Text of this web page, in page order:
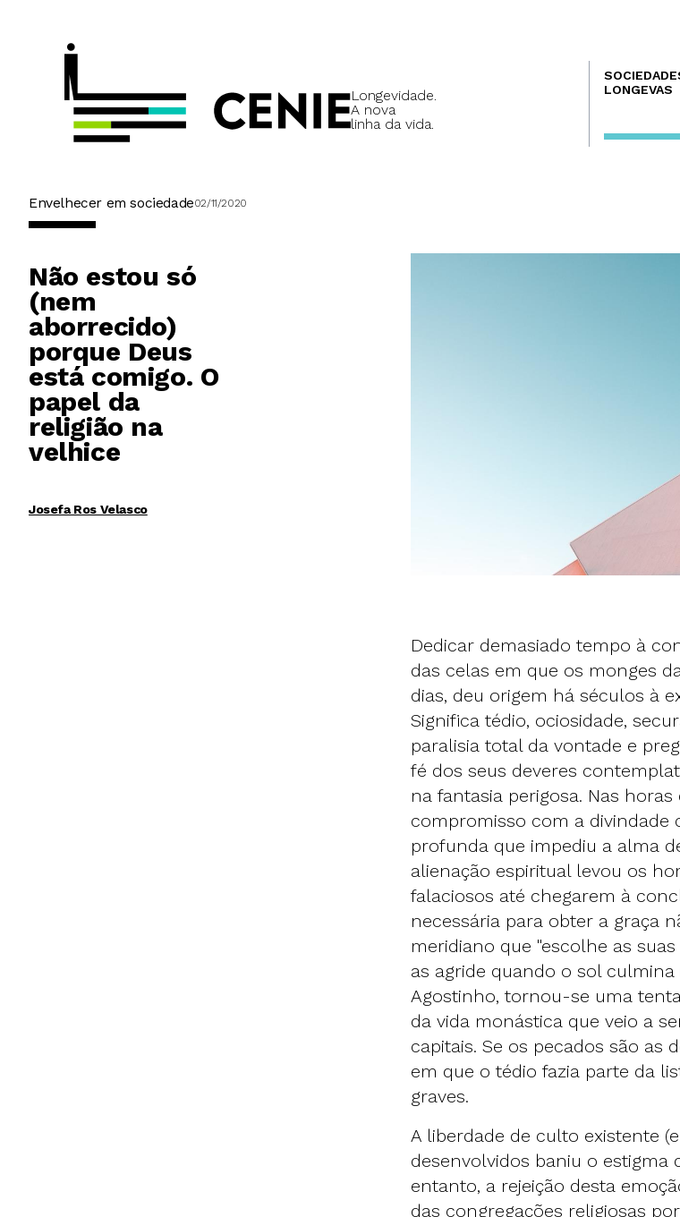
Longevidade.
A nova
linha da vida.
Navegación
principal
LONGEVAS
Envelhecer em sociedade02/11/2020
Não estou só
(nem
aborrecido)
porque Deus
está comigo. O
papel da
religião na
velhice
Josefa Ros Velasco
Dedicar demasiado tempo à
das celas em que os monges
dias, deu origem há séculos à
Significa tédio, ociosidade,
paralisia total da vontade e
fé dos seus deveres
na fantasia perigosa. Nas
compromisso com a divindade
profunda que impediu a alma
alienação espiritual levou os
falaciosos até chegarem à
necessária para obter a graça
meridiano que "escolhe as
as agride quando o sol
Agostinho, tornou-se uma
da vida monástica que veio a
capitais. Se os pecados são as
em que o tédio fazia parte da
graves.
A liberdade de culto existente
desenvolvidos baniu o estigma
entanto, a rejeição desta
das congregações religiosas